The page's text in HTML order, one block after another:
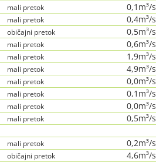
mali pretok 0,1m³/s
mali pretok 0,4m³/s
običajni pretok 0,5m³/s
mali pretok 0,6m³/s
mali pretok 1,9m³/s
mali pretok 4,9m³/s
mali pretok 0,0m³/s
mali pretok 0,1m³/s
mali pretok 0,0m³/s
mali pretok 0,5m³/s
mali pretok 0,2m³/s
običajni pretok 4,6m³/s